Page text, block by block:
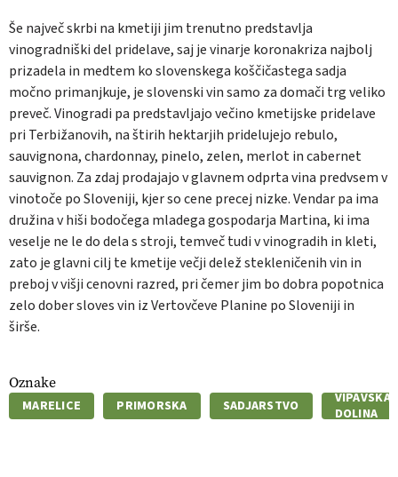
Še največ skrbi na kmetiji jim trenutno predstavlja
vinogradniški del pridelave, saj je vinarje koronakriza najbolj
prizadela in medtem ko slovenskega koščičastega sadja
močno primanjkuje, je slovenski vin samo za domači trg veliko
preveč. Vinogradi pa predstavljajo večino kmetijske pridelave
pri Terbižanovih, na štirih hektarjih pridelujejo rebulo,
sauvignona, chardonnay, pinelo, zelen, merlot in cabernet
sauvignon. Za zdaj prodajajo v glavnem odprta vina predvsem v
vinotoče po Sloveniji, kjer so cene precej nizke. Vendar pa ima
družina v hiši bodočega mladega gospodarja Martina, ki ima
veselje ne le do dela s stroji, temveč tudi v vinogradih in kleti,
zato je glavni cilj te kmetije večji delež stekleničenih vin in
preboj v višji cenovni razred, pri čemer jim bo dobra popotnica
zelo dober sloves vin iz Vertovčeve Planine po Sloveniji in
širše.
Oznake
MARELICE PRIMORSKA SADJARSTVO
VIPAVSKA
DOLINA